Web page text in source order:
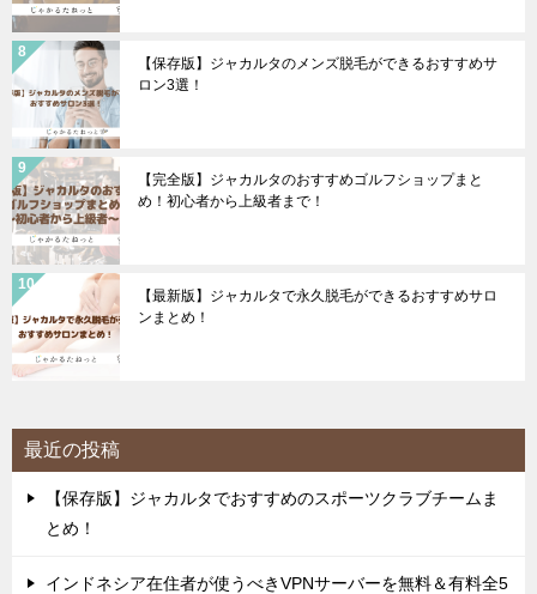
【保存版】ジャカルタのメンズ脱毛ができるおすすめサ
ロン3選！
【完全版】ジャカルタのおすすめゴルフショップまと
め！初心者から上級者まで！
【最新版】ジャカルタで永久脱毛ができるおすすめサロ
ンまとめ！
最近の投稿
【保存版】ジャカルタでおすすめのスポーツクラブチームま
とめ！
インドネシア在住者が使うべきVPNサーバーを無料＆有料全5